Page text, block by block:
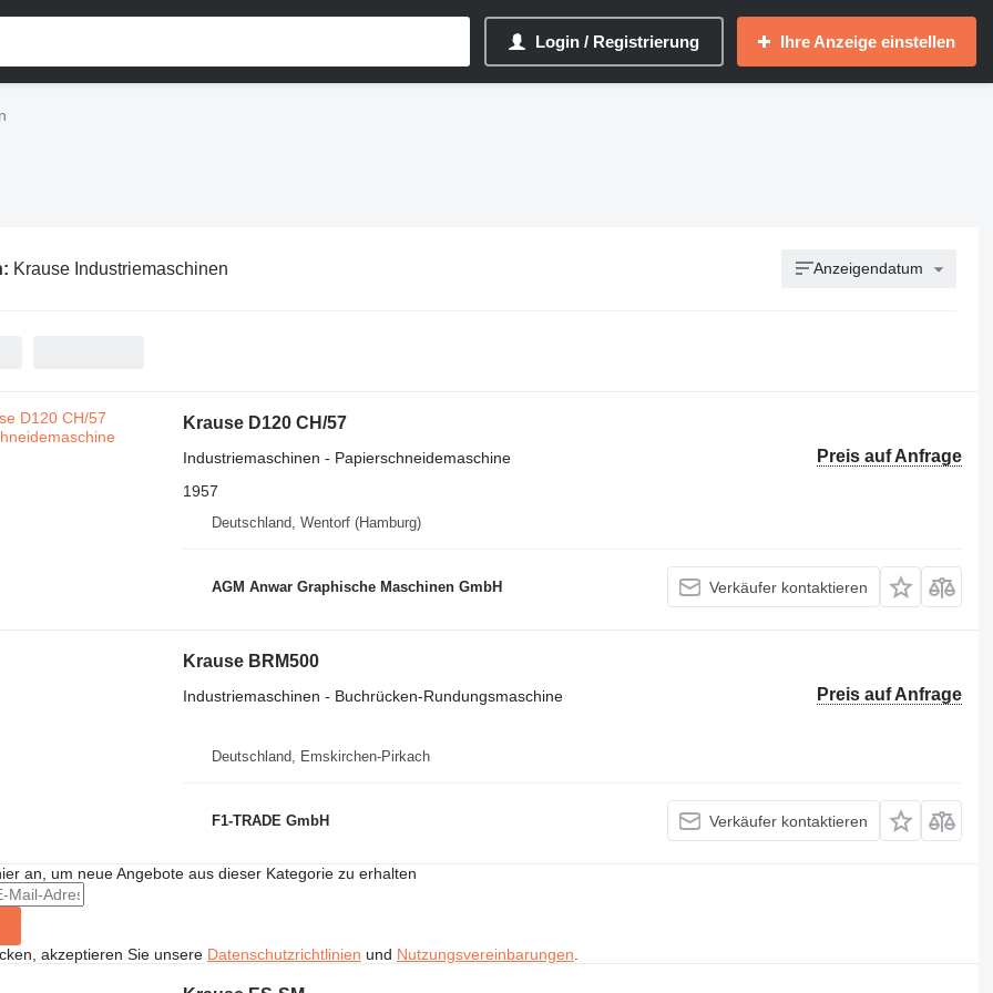
Login / Registrierung Ihre Anzeige einstellen
Krause Industriemaschinen Anzeigendatum
Krause D120 CH/57
Preis auf Anfrage
Industriemaschinen - Papierschneidemaschine
1957
Deutschland, Wentorf (Hamburg)
AGM Anwar Graphische Maschinen GmbH Verkäufer kontaktieren
Krause BRM500
Preis auf Anfrage
Industriemaschinen - Buchrücken-Rundungsmaschine
Deutschland, Emskirchen-Pirkach
F1-TRADE GmbH Verkäufer kontaktieren
an, um neue Angebote aus dieser Kategorie zu erhalten
akzeptieren Sie unsere Datenschutzrichtlinien und Nutzungsvereinbarungen